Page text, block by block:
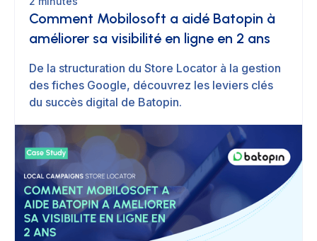
Comment Mobilosoft a aidé Batopin à
améliorer sa visibilité en ligne en 2 ans
De la structuration du Store Locator à la gestion
des fiches Google, découvrez les leviers clés
du succès digital de Batopin.